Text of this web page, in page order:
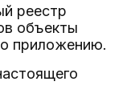
реестр
объекты
приложению.